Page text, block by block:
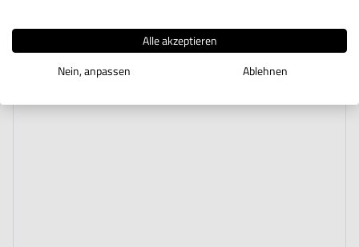
Alle akzeptieren
Nein, anpassen
Ablehnen